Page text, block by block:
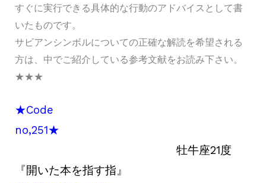
すぐに実行できる具体的な行動のアドバイスとして書
いたものです。
サビアンシンボルについての正確な解読を希望される
方は、中でご紹介している参考文献をお読み下さい。
★★★
★Code
no,251★
牡牛座21度
『開いた本を指す指』